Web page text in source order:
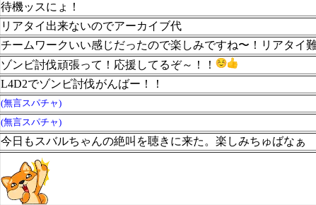
待機ッスにょ！
リアタイ出来ないのでアーカイブ代
チームワークいい感じだったので楽しみですね〜！リアタイ
ゾンビ討伐頑張って！応援してるぞ～！！
L4D2でゾンビ討伐がんばー！！
(無言スパチャ)
(無言スパチャ)
今日もスバルちゃんの絶叫を聴きに来た。楽しみちゅばなぁ